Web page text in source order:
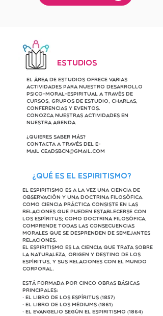
Estudios
El Área de Estudios ofrece varias
actividades para nuestro desarrollo
psico-moral-espiritual a través de
cursos, grupos de estudio, charlas,
conferencias y eventos.
Conozca nuestras actividades en
nuestraAgenda
¿Quieres saber más?
Contacta a través del e-
mail ceadsbcn@gmail.com
¿Qué es el Espiritismo?
El Espiritismo es a la vez una ciencia de
observación y una doctrina filosófica.
Como ciencia práctica consiste en las
relaciones que pueden establecerse con
los Espíritus; como doctrina filosófica,
comprende todas las consecuencias
morales que se desprenden de semejantes
relaciones.
El Espiritismo es la ciencia que trata sobre
la naturaleza, origen y destino de los
Espíritus, y sus relaciones con el mundo
corporal.
Está formada por cinco obras básicas
principales:
· El Libro de los Espíritus (1857)
· El Libro de los Médiums (1861)
· El Evangelio según el Espiritismo (1864)